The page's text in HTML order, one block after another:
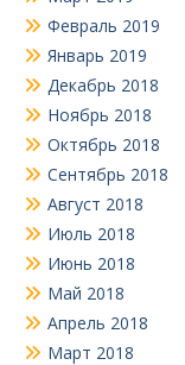
Февраль 2019
Январь 2019
Декабрь 2018
Ноябрь 2018
Октябрь 2018
Сентябрь 2018
Август 2018
Июль 2018
Июнь 2018
Май 2018
Апрель 2018
Март 2018